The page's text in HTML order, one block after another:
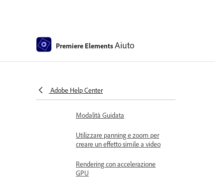
Premiere ElementsAiuto
Adobe Help Center
Novità di Premiere Elements
Nozioni di base sull’area di lavoro
Modalità Guidata
Utilizzare panning e zoom per
creare un effetto simile a video
Rendering con accelerazione
GPU